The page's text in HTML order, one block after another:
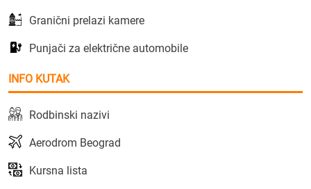
Granični prelazi kamere
Punjači za električne automobile
INFO KUTAK
Rodbinski nazivi
Aerodrom Beograd
Kursna lista